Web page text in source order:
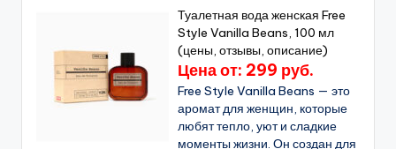
Туалетная вода женская Free
Style Vanilla Beans, 100 мл
(цены, отзывы, описание)
Цена от: 299 руб.
Free Style Vanilla Beans — это
аромат для женщин, которые
любят тепло, уют и сладкие
моменты жизни. Он создан для